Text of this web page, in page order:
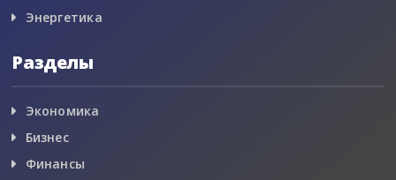
Энергетика
Разделы
Экономика
Бизнес
Финансы